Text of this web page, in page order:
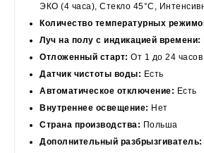
ЭКО (4 часа), Стекло 45°C,
Количество температурных
Луч на полу с индикацией времени:
Отложенный старт: От 1 до 24 часов
Датчик чистоты воды: Есть
Автоматическое отключение: Есть
Внутреннее освещение: Нет
Страна производства: Польша
Дополнительный разбрызгиватель: